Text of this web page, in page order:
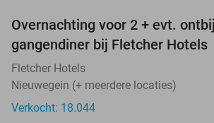
Overnachting voor 2 + evt.
gangendiner bij Fletcher Hotels
Fletcher Hotels
Nieuwegein (+ meerdere locaties)
Verkocht: 18.044